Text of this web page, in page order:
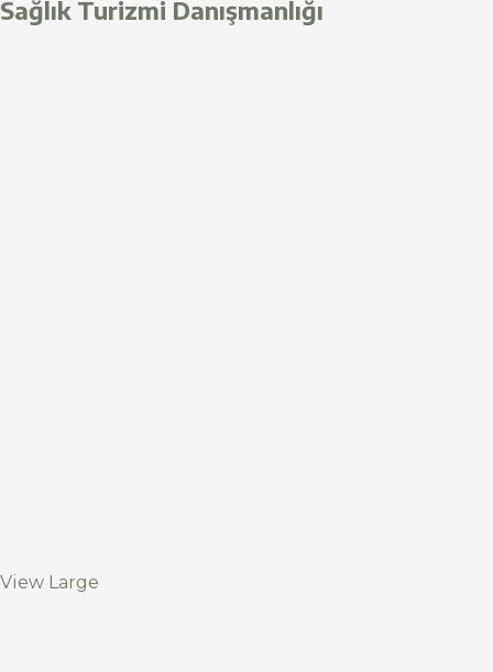
Sağlık Turizmi Danışmanlığı
View Large